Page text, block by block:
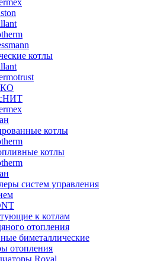
котлы
котлы
котлы
систем управления
к котлам
отопления
биметаллические
отопления
Royal